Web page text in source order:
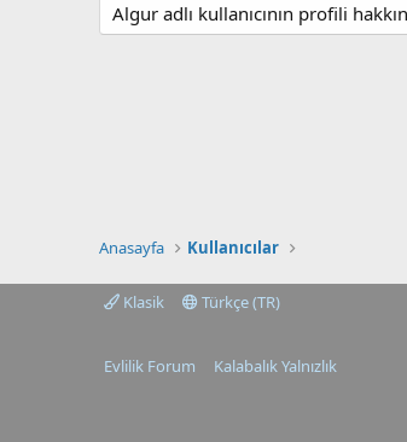
Algur adlı kullanıcının profili
Anasayfa Kullanıcılar
Klasik Türkçe (TR)
Evlilik Forum Kalabalık Yalnızlık